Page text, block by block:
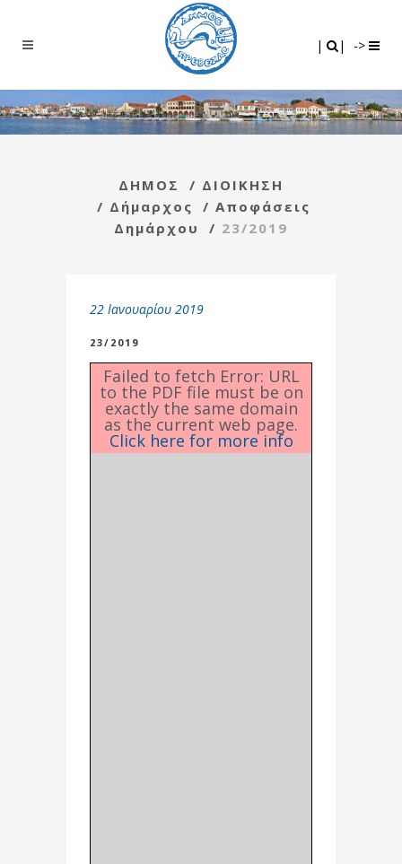
| | ->
ΔΗΜΟΣ / ΔΙΟΙΚΗΣΗ
/ Δήμαρχος / Αποφάσεις
Δημάρχου
/ 23/2019
22 Ιανουαρίου 2019
23/2019
Failed to fetch Error: URL
to the PDF file must be on
exactly the same domain
as the current web page.
Click here for more info